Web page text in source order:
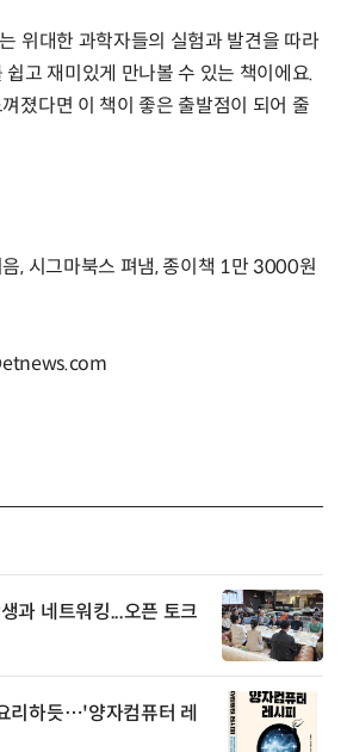
는 위대한 과학자들의 실험과 발견을 따라
고 재미있게 만나볼 수 있는 책이에요.
졌다면 이 책이 좋은 출발점이 되어 줄
, 시그마북스 펴냄, 종이책 1만 3000원
과 네트워킹...오픈 토크
리하듯…'양자컴퓨터 레